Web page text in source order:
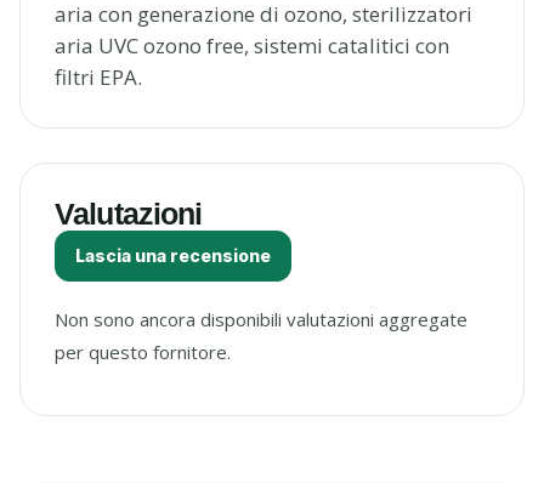
aria con generazione di ozono, sterilizzatori
aria UVC ozono free, sistemi catalitici con
filtri EPA.
Valutazioni
Lascia una recensione
Non sono ancora disponibili valutazioni aggregate
per questo fornitore.